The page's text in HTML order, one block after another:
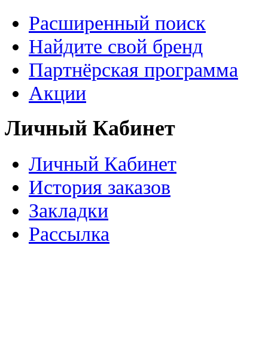
Расширенный поиск
Найдите свой бренд
Партнёрская программа
Акции
Личный Кабинет
Личный Кабинет
История заказов
Закладки
Рассылка